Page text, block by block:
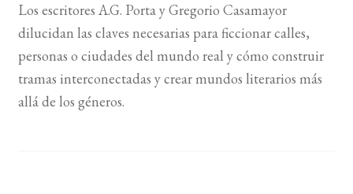
hijo
FOREIGN RIGHTS
CONTACTO
Los escritores A.G. Porta y Gregorio Casamayor
dilucidan las claves necesarias para ficcionar calles,
personas o ciudades del mundo real y cómo construir
tramas interconectadas y crear mundos literarios más
allá de los géneros.